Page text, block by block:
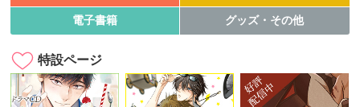
電子書籍 グッズ・その他
特設ページ